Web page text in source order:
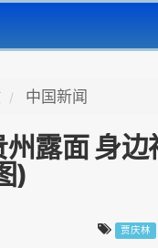
中国新闻
露面 身边
)
贾庆林